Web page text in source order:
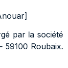
par la société
59100 Roubaix.